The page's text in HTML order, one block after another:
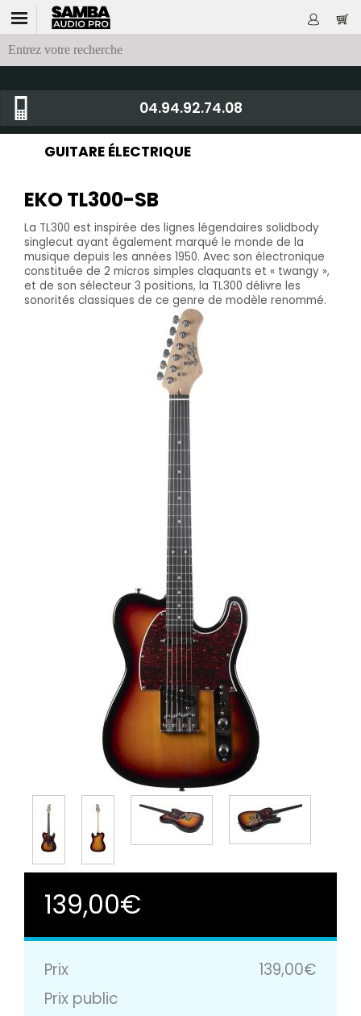
04.94.92.74.08
GUITARE ÉLECTRIQUE
EKO TL300-SB
La TL300 est inspirée des lignes légendaires solidbody
singlecut ayant également marqué le monde de la
musique depuis les années 1950. Avec son électronique
constituée de 2 micros simples claquants et « twangy »,
et de son sélecteur 3 positions, la TL300 délivre les
sonorités classiques de ce genre de modèle renommé.
139,00€
Prix
139,00€
Prix public